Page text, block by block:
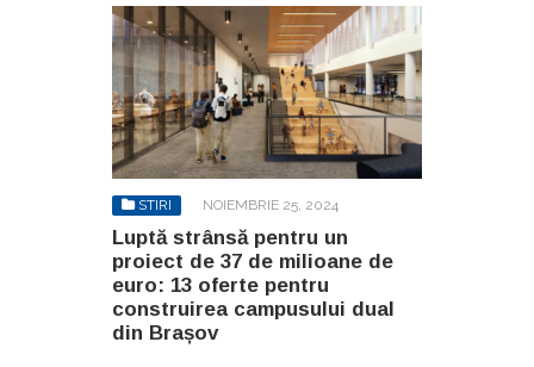
STIRI NOIEMBRIE 25, 2024
Luptă strânsă pentru un
proiect de 37 de milioane de
euro: 13 oferte pentru
construirea campusului dual
din Brașov